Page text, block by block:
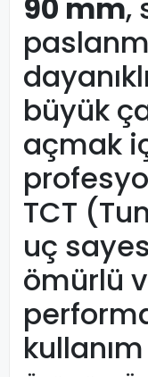
90 mm,
büyük
açmak
TCT
uç
ömürlü